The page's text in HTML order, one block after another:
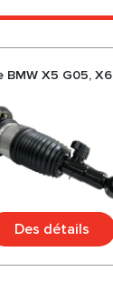
BMW X5 G05, X6
Des détails